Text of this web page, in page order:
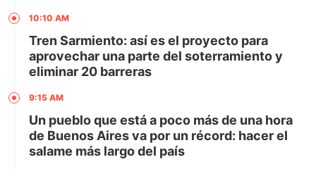
10:10 AM
Tren Sarmiento: así es el proyecto para
aprovechar una parte del soterramiento y
eliminar 20 barreras
9:15 AM
Un pueblo que está a poco más de una hora
de Buenos Aires va por un récord: hacer el
salame más largo del país